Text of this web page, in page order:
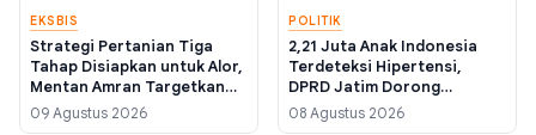
EKSBIS
Strategi Pertanian Tiga
Tahap Disiapkan untuk Alor,
Mentan Amran Targetkan
Tekan Angka Kemiskinan
dari Sektor Pangan
09 Agustus 2026
POLITIK
2,21 Juta Anak Indonesia
Terdeteksi Hipertensi,
DPRD Jatim Dorong
Regulasi Label Gizi Wajib
08 Agustus 2026